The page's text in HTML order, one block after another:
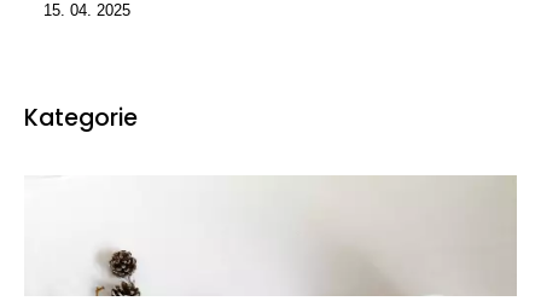
15. 04. 2025
Kategorie